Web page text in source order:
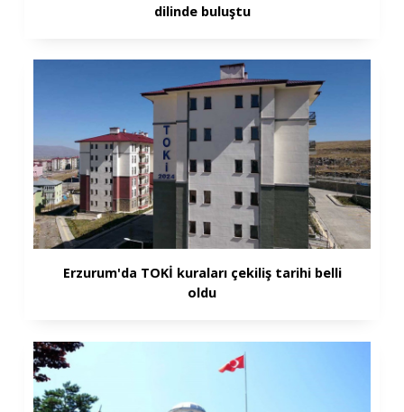
dilinde buluştu
Erzurum'da TOKİ kuraları çekiliş tarihi belli
oldu